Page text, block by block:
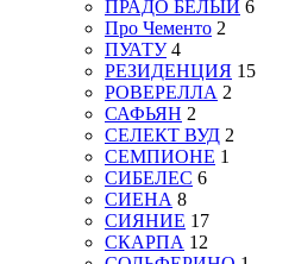
ПРАДО БЕЛЫЙ 6
Про Чементо 2
ПУАТУ 4
РЕЗИДЕНЦИЯ 15
РОВЕРЕЛЛА 2
САФЬЯН 2
СЕЛЕКТ ВУД 2
СЕМПИОНЕ 1
СИБЕЛЕС 6
СИЕНА 8
СИЯНИЕ 17
СКАРПА 12